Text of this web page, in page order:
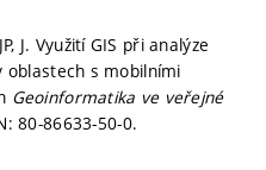
J. Využití GIS při analýze
oblastech s mobilními
Geoinformatika ve veřejné
80-86633-50-0.